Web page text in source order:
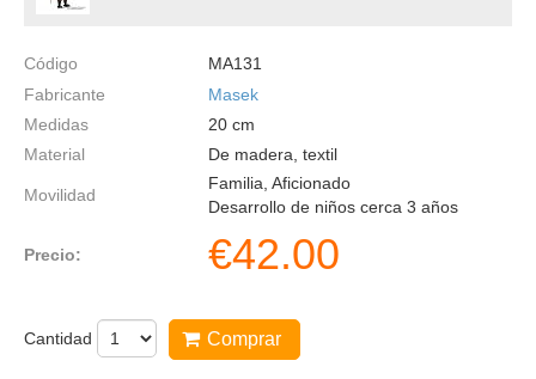
Código
MA131
Fabricante
Masek
Medidas
20 cm
Material
De madera, textil
Movilidad
Familia, Aficionado
Desarrollo de niños cerca 3 años
Precio: €42.00
Cantidad Comprar